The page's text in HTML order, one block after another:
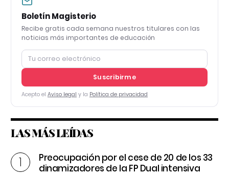
Boletín Magisterio
Recibe gratis cada semana nuestros titulares con las
noticias más importantes de educación
Suscribirme
Acepto el Aviso legal y la Política de privacidad
LAS MÁS LEÍDAS
Preocupación por el cese de 20 de los 33
dinamizadores de la FP Dual intensiva